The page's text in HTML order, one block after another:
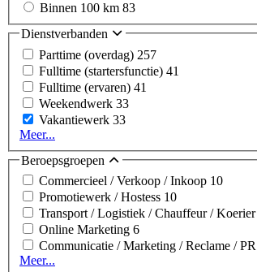
Binnen 100 km 83
Dienstverbanden
Parttime (overdag) 257
Fulltime (startersfunctie) 41
Fulltime (ervaren) 41
Weekendwerk 33
Vakantiewerk 33
Meer...
Beroepsgroepen
Commercieel / Verkoop / Inkoop 10
Promotiewerk / Hostess 10
Transport / Logistiek / Chauffeur / Koerier
Online Marketing 6
Communicatie / Marketing / Reclame / PR
Meer...